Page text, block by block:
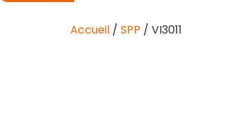
Accueil / SPP / VI3011